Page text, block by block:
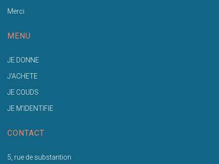
Merci
MENU
JE DONNE
J'ACHETE
JE COUDS
JE M'IDENTIFIE
CONTACT
5, rue de substantion